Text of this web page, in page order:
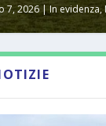
7, 2026|In evidenza,